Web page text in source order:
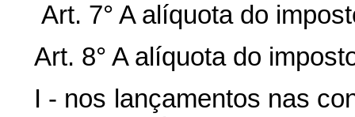
Art. 7° A alíquota do
Art. 8° A alíquota do
I - nos lançamentos nas